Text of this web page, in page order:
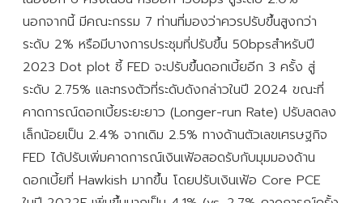
นอกจากนี้ มีคณะกรรม 7 ท่านที่มองว่าควรปรับขึ้นสูงกว่า
ระดับ 2% หรือมีบางการประชุมที่ปรับขึ้น 50bpsสำหรับปี
2023 Dot plot ชี้ FED จะปรับขึ้นดอกเบี้ยอีก 3 ครั้ง สู่
ระดับ 2.75% และทรงตัวที่ระดับดังกล่าวในปี 2024 ขณะที่
คาดการณ์ดอกเบี้ยระยะยาว (Longer-run Rate) ปรับลดลง
เล็กน้อยเป็น 2.4% จากเดิม 2.5% ทางด้านตัวเลขเศรษฐกิจ
FED ได้ปรับเพิ่มคาดการณ์เงินเฟ้อสอดรับกับมุมมองด้าน
ดอกเบี้ยที่ Hawkish มากขึ้น โดยปรับเงินเฟ้อ Core PCE